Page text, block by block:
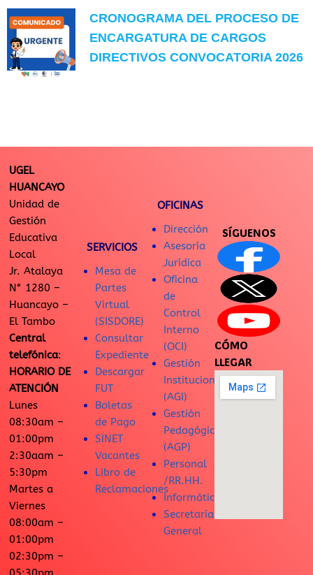
CRONOGRAMA DEL PROCESO DE
ENCARGATURA DE CARGOS
DIRECTIVOS CONVOCATORIA 2026
UGEL
HUANCAYO
Unidad de
Gestión
Educativa
Local
Jr. Atalaya
N° 1280 –
Huancayo –
El Tambo
Central
telefónica:
HORARIO DE
ATENCIÓN
Lunes
08:30am –
01:00pm
2:30aam –
5:30pm
Martes a
Viernes
08:00am –
01:00pm
02:30pm –
SERVICIOS
Mesa de
Partes
Virtual
(SISDORE)
Consultar
Expediente
Descargar
FUT
Boletas
de Pago
SINET
Vacantes
Libro de
Reclamaciones
OFICINAS
Dirección
Asesoría
Jurídica
Oficina
de
Control
Interno
(OCI)
Gestión
Institucional
(AGI)
Gestión
Pedagógica
(AGP)
Personal
/RR.HH.
Informática
Secretaría
General
SÍGUENOS
CÓMO
LLEGAR